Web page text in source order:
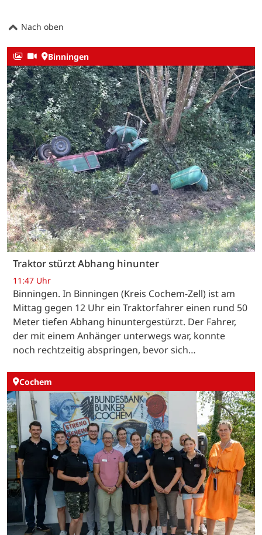
Nach oben
Binningen
Traktor stürzt Abhang hinunter
11:47 Uhr
Binningen. In Binningen (Kreis Cochem-Zell) ist am
Mittag gegen 12 Uhr ein Traktorfahrer einen rund 50
Meter tiefen Abhang hinuntergestürzt. Der Fahrer,
der mit einem Anhänger unterwegs war, konnte
noch rechtzeitig abspringen, bevor sich…
Cochem